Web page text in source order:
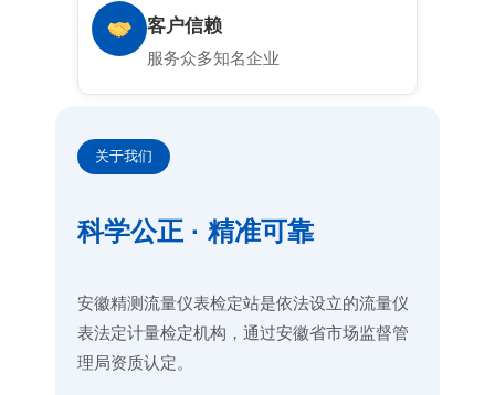
客户信赖
服务众多知名企业
关于我们
科学公正 · 精准可靠
安徽精测流量仪表检定站是依法设立的流量仪
表法定计量检定机构，通过安徽省市场监督管
理局资质认定。